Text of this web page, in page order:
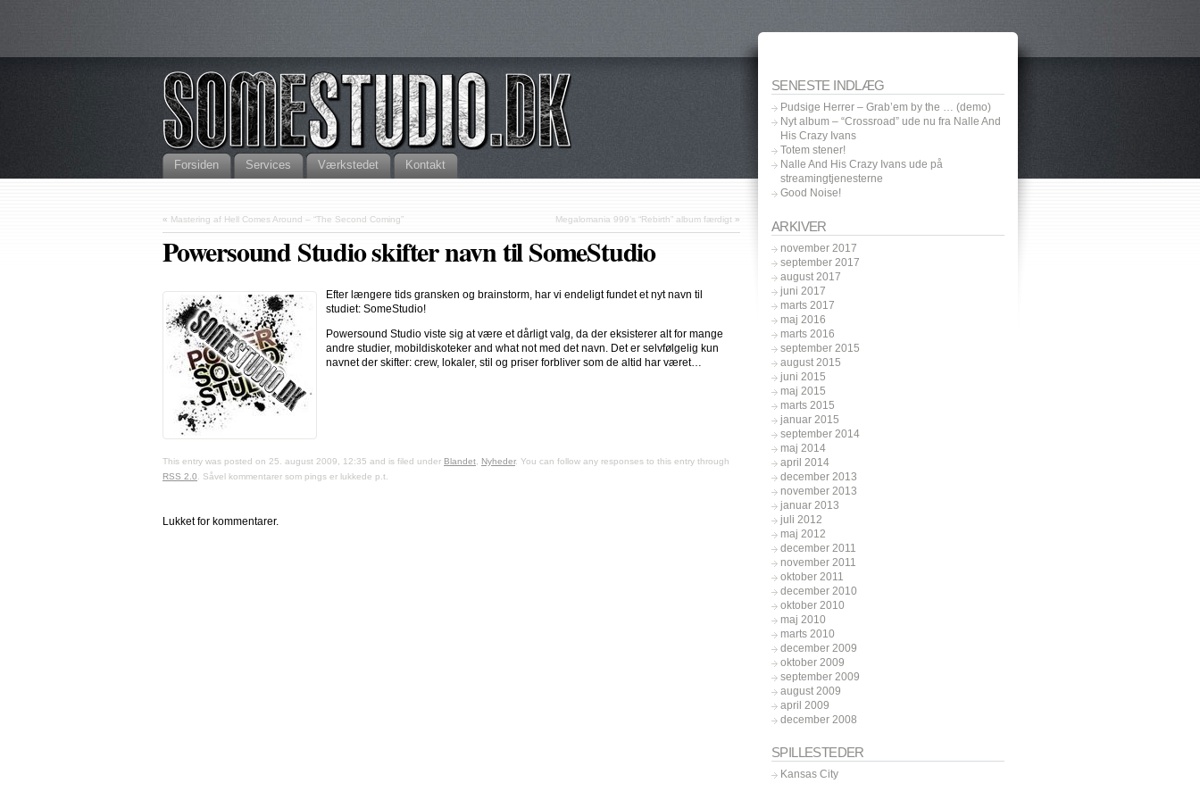
Forsiden Services Værkstedet Kontakt
« Mastering af Hell Comes Around – “The Second Coming” Megalomania 999’s “Rebirth” album færdigt »
Powersound Studio skifter navn til SomeStudio
Efter længere tids gransken og brainstorm, har vi endeligt fundet et nyt navn til
studiet: SomeStudio!
Powersound Studio viste sig at være et dårligt valg, da der eksisterer alt for mange
andre studier, mobildiskoteker and what not med det navn. Det er selvfølgelig kun
navnet der skifter: crew, lokaler, stil og priser forbliver som de altid har været…
This entry was posted on 25. august 2009, 12:35 and is filed under Blandet Nyheder. You can follow any responses to this entry through
RSS 2.0 . Såvel kommentarer som pings er lukkede p.t.
Lukket for kommentarer.
SENESTE INDLÆG
Pudsige Herrer – Grab’em by the … (demo)
Nyt album – “Crossroad” ude nu fra Nalle And
His Crazy Ivans
Totem stener!
Nalle And His Crazy Ivans ude på
streamingtjenesterne
Good Noise!
ARKIVER
november 2017
september 2017
august 2017
juni 2017
marts 2017
maj 2016
marts 2016
september 2015
august 2015
juni 2015
maj 2015
marts 2015
januar 2015
september 2014
maj 2014
april 2014
december 2013
november 2013
januar 2013
juli 2012
maj 2012
december 2011
november 2011
oktober 2011
december 2010
oktober 2010
maj 2010
marts 2010
december 2009
oktober 2009
september 2009
august 2009
april 2009
december 2008
SPILLESTEDER
Kansas City